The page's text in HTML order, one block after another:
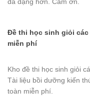
Đề thi học sinh giỏi các
miễn phí
Kho đề thi học sinh giỏi
Tài liệu bồi dưỡng kiến
toàn miễn phí.